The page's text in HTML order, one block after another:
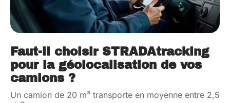
Faut-il choisir STRADAtracking
pour la géolocalisation de vos
camions ?
Un camion de 20 m³ transporte en moyenne entre 2,5